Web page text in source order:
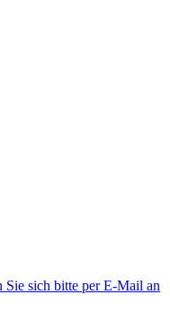
sich bitte per E-Mail an